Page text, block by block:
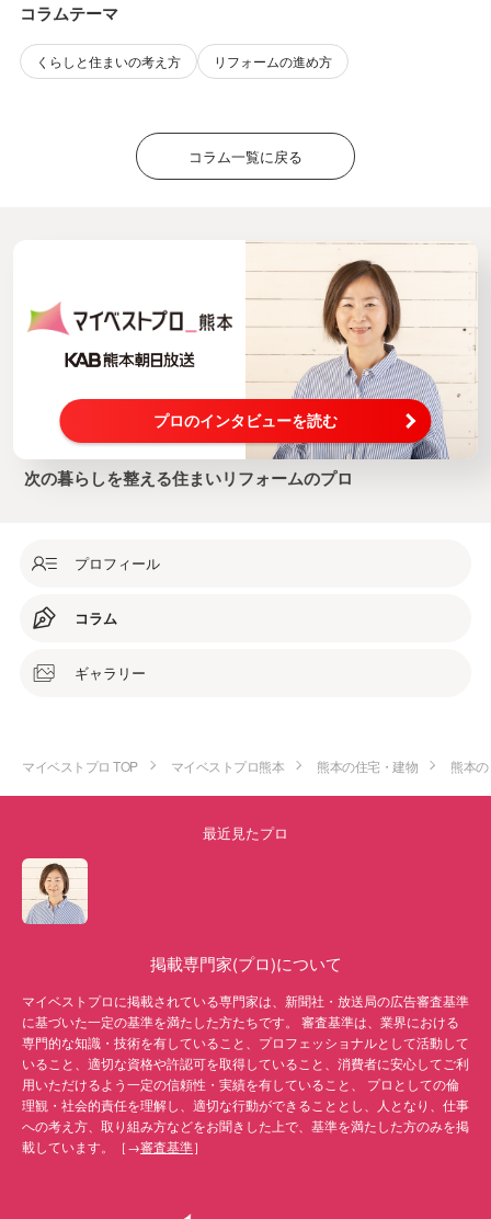
コラムテーマ
くらしと住まいの考え方 リフォームの進め方
コラム一覧に戻る
プロのインタビューを読む
次の暮らしを整える住まいリフォームのプロ
プロフィール
コラム
ギャラリー
マイベストプロ TOP マイベストプロ熊本 熊本の住宅・建物 熊本
最近見たプロ
掲載専門家(プロ)について
マイベストプロに掲載されている専門家は、新聞社・放送局の広告審査基準
に基づいた一定の基準を満たした方たちです。 審査基準は、業界における
専門的な知識・技術を有していること、プロフェッショナルとして活動して
いること、適切な資格や許認可を取得していること、消費者に安心してご利
用いただけるよう一定の信頼性・実績を有していること、 プロとしての倫
理観・社会的責任を理解し、適切な行動ができることとし、人となり、仕事
への考え方、取り組み方などをお聞きした上で、基準を満たした方のみを掲
載しています。［→審査基準］